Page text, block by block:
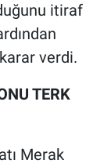
itiraf
verdi.
TERK
Merak